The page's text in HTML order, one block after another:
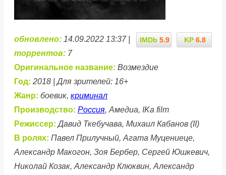
KP 6.8
IMDb 5.9
обновлено: 14.09.2022 13:37 |
торрентов: 7
Оригинальное название: Возмездие
Год: 2018 | Для зрителей: 16+
Жанр: боевик, криминал
Производство: Россия, Амедиа, IKa film
Режиссер: Давид Ткебучава, Михаил Кабанов (II)
В ролях: Павел Прилучный, Агата Муцениеце,
Александр Макогон, Зоя Бербер, Сергей Юшкевич,
Николай Козак, Александр Клюквин, Александр